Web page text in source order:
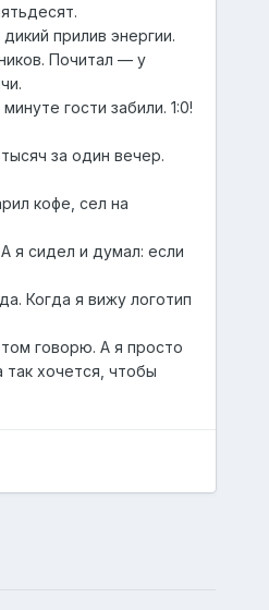
прилив энергии.
Почитал — у
гости забили. 1:0!
за один вечер.
кофе, сел на
я сидел и думал: если
Когда я вижу логотип
говорю. А я просто
хочется, чтобы